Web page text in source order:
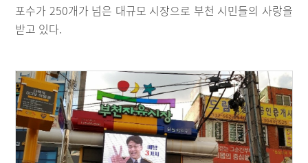
포수가 250개가 넘은 대규모 시장으로 부천 시민들의 사랑을
받고 있다.